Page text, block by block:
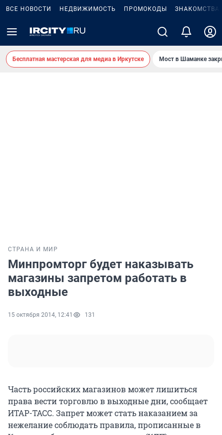
ВСЕ НОВОСТИ НЕДВИЖИМОСТЬ ПРОМОКОДЫ ЗНАКОМСТВА
Бесплатная мастерская для медиа в Иркутске Мост в Шаманке
СТРАНА И МИР
Минпромторг будет наказывать
магазины запретом работать в
выходные
15 октября 2014, 12:41 131
Часть российских магазинов может лишиться
права вести торговлю в выходные дни, сообщает
ИТАР-ТАСС. Запрет может стать наказанием за
нежелание соблюдать правила, прописанные в